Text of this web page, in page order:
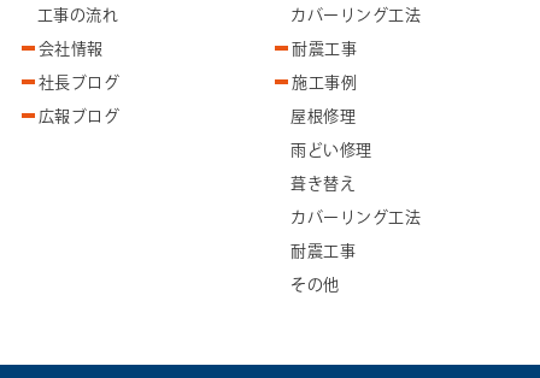
工事の流れ
会社情報
社長ブログ
広報ブログ
カバーリング工法
耐震工事
施工事例
屋根修理
雨どい修理
葺き替え
カバーリング工法
耐震工事
その他